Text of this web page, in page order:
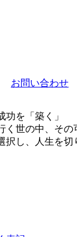
お問い合わせ
を「築く」
く世の中、その
択し、人生を切